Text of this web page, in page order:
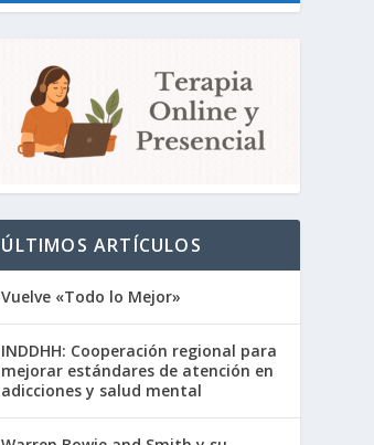
ÚLTIMOS ARTÍCULOS
Vuelve «Todo lo Mejor»
INDDHH: Cooperación regional para
mejorar estándares de atención en
adicciones y salud mental